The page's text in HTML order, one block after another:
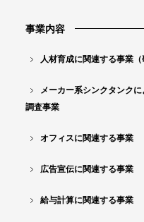
「
・
市
場
許
事業内容
人材育成に関連する事業（
メーカー系シンクタンク
調査事業
オフィスに関連する事業
広告宣伝に関連する事業
給与計算に関連する事業